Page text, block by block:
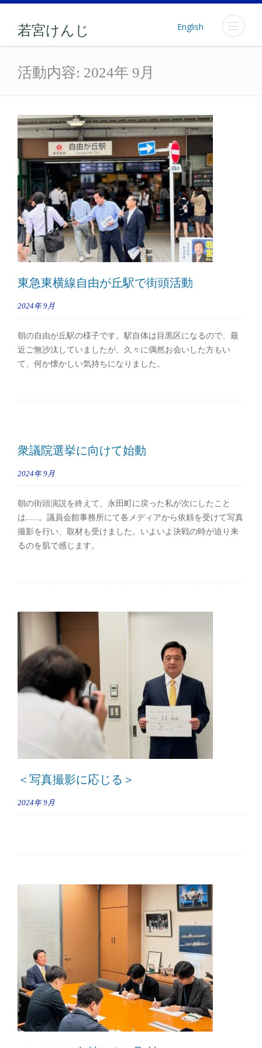
若宮けんじ English
月: 2024年9月
活動内容: 2024年 9月
東急東横線自由が丘駅で街頭活動
2024年 9月
朝の自由が丘駅の様子です。駅自体は目黒区になるので、最
近ご無沙汰していましたが、久々に偶然お会いした方もい
て、何か懐かしい気持ちになりました。
衆議院選挙に向けて始動
2024年 9月
朝の街頭演説を終えて、永田町に戻った私が次にしたこと
は……。議員会館事務所にて各メディアから依頼を受けて写真
撮影を行い、取材も受けました。いよいよ決戦の時が迫り来
るのを肌で感じます。
＜写真撮影に応じる＞
2024年 9月